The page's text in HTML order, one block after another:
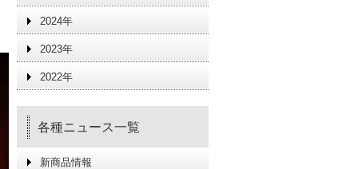
2024年
2023年
2022年
各種ニュース一覧
新商品情報